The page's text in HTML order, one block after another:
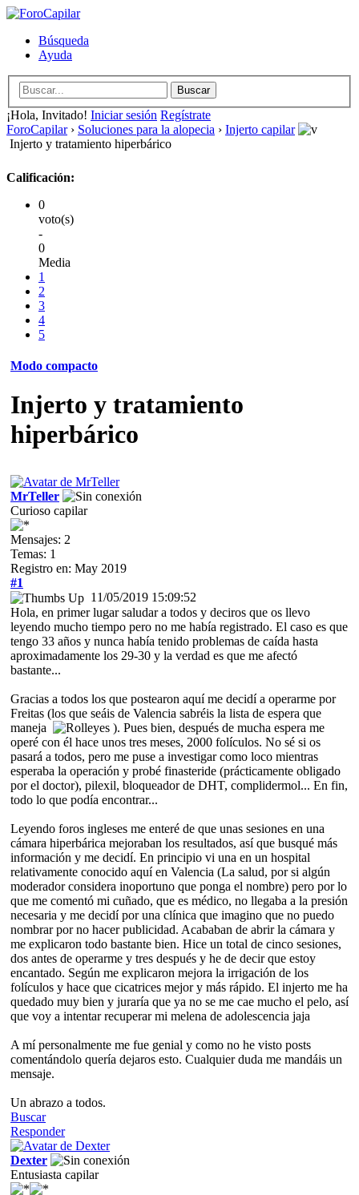
Búsqueda
Ayuda
¡Hola, Invitado! Iniciar sesión Regístrate
ForoCapilar› Soluciones para la alopecia › Injerto capilar
Injerto y tratamiento hiperbárico
Calificación:
0
voto(s)
-
0
Media
1
2
3
4
5
Modo compacto
Injerto y tratamiento
hiperbárico
MrTeller
Curioso capilar
Mensajes: 2
Temas: 1
Registro en: May 2019
#1
11/05/2019 15:09:52
Hola, en primer lugar saludar a todos y deciros que os llevo
leyendo mucho tiempo pero no me había registrado. El caso es que
tengo 33 años y nunca había tenido problemas de caída hasta
aproximadamente los 29-30 y la verdad es que me afectó
bastante...
Gracias a todos los que postearon aquí me decidí a operarme por
Freitas (los que seáis de Valencia sabréis la lista de espera que
maneja
). Pues bien, después de mucha espera me
operé con él hace unos tres meses, 2000 folículos. No sé si os
pasará a todos, pero me puse a investigar como loco mientras
esperaba la operación y probé finasteride (prácticamente obligado
por el doctor), pilexil, bloqueador de DHT, complidermol... En fin,
todo lo que podía encontrar...
Leyendo foros ingleses me enteré de que unas sesiones en una
cámara hiperbárica mejoraban los resultados, así que busqué más
información y me decidí. En principio vi una en un hospital
relativamente conocido aquí en Valencia (La salud, por si algún
moderador considera inoportuno que ponga el nombre) pero por lo
que me comentó mi cuñado, que es médico, no llegaba a la presión
necesaria y me decidí por una clínica que imagino que no puedo
nombrar por no hacer publicidad. Acababan de abrir la cámara y
me explicaron todo bastante bien. Hice un total de cinco sesiones,
dos antes de operarme y tres después y he de decir que estoy
encantado. Según me explicaron mejora la irrigación de los
folículos y hace que cicatrices mejor y más rápido. El injerto me ha
quedado muy bien y juraría que ya no se me cae mucho el pelo, así
que voy a intentar recuperar mi melena de adolescencia jaja
A mí personalmente me fue genial y como no he visto posts
comentándolo quería dejaros esto. Cualquier duda me mandáis un
mensaje.
Un abrazo a todos.
Buscar
Responder
Dexter
Entusiasta capilar